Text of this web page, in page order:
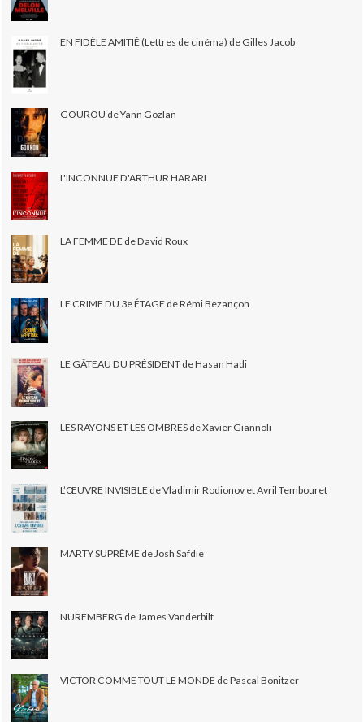
EN FIDÈLE AMITIÉ (Lettres de cinéma) de Gilles Jacob
GOUROU de Yann Gozlan
L'INCONNUE D'ARTHUR HARARI
LA FEMME DE de David Roux
LE CRIME DU 3e ÉTAGE de Rémi Bezançon
LE GÂTEAU DU PRÉSIDENT de Hasan Hadi
LES RAYONS ET LES OMBRES de Xavier Giannoli
L’ŒUVRE INVISIBLE de Vladimir Rodionov et Avril Tembouret
MARTY SUPRÊME de Josh Safdie
NUREMBERG de James Vanderbilt
VICTOR COMME TOUT LE MONDE de Pascal Bonitzer